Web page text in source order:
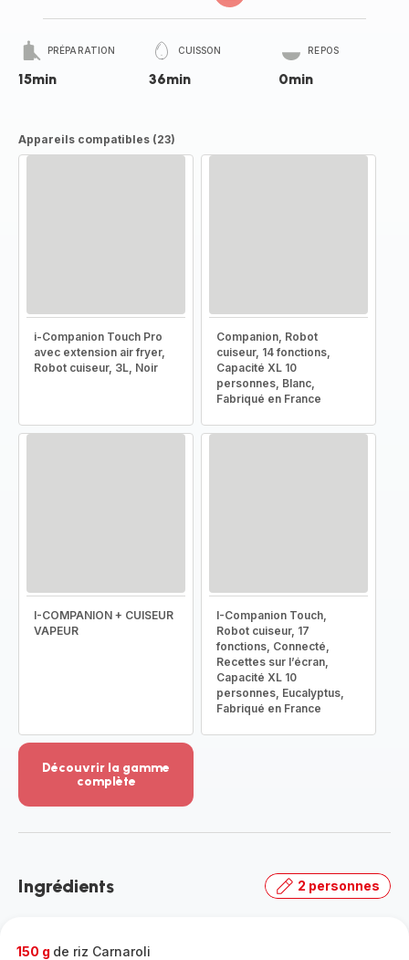
PRÉPARATION
15min
CUISSON
36min
REPOS
0min
Appareils compatibles (23)
i-Companion Touch Pro
avec extension air fryer,
Robot cuiseur, 3L, Noir
Companion, Robot
cuiseur, 14 fonctions,
Capacité XL 10
personnes, Blanc,
Fabriqué en France
I-COMPANION + CUISEUR
VAPEUR
I-Companion Touch,
Robot cuiseur, 17
fonctions, Connecté,
Recettes sur l’écran,
Capacité XL 10
personnes, Eucalyptus,
Fabriqué en France
Découvrir la gamme
complète
-
gamme
Ingrédients 2 personnes
150 g de riz Carnaroli